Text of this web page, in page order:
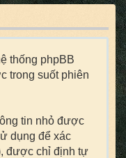
thống phpBB
trong suốt phiên
tin nhỏ được
dụng để xác
được chỉ định tự